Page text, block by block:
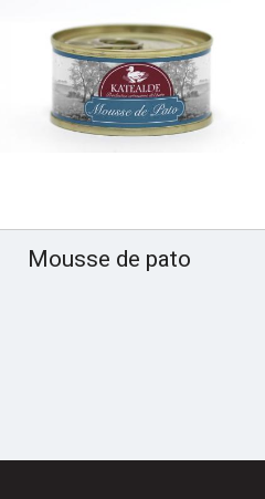
Mousse de pato